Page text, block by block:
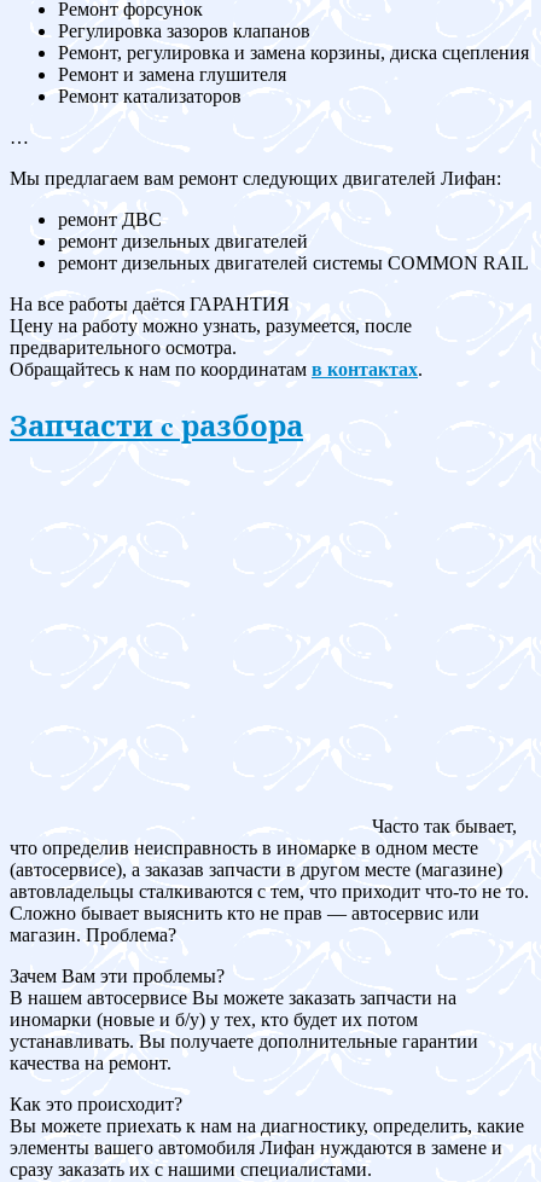
Ремонт форсунок
Регулировка зазоров клапанов
Ремонт, регулировка и замена корзины, диска сцепления
Ремонт и замена глушителя
Ремонт катализаторов
…
Мы предлагаем вам ремонт следующих двигателей Лифан:
ремонт ДВС
ремонт дизельных двигателей
ремонт дизельных двигателей системы COMMON RAIL
На все работы даётся ГАРАНТИЯ
Цену на работу можно узнать, разумеется, после
предварительного осмотра.
Обращайтесь к нам по координатам в контактах.
Запчасти c разбора
Часто так бывает,
что определив неисправность в иномарке в одном месте
(автосервисе), а заказав запчасти в другом месте (магазине)
автовладельцы сталкиваются с тем, что приходит что-то не то.
Сложно бывает выяснить кто не прав — автосервис или
магазин. Проблема?
Зачем Вам эти проблемы?
В нашем автосервисе Вы можете заказать запчасти на
иномарки (новые и б/у) у тех, кто будет их потом
устанавливать. Вы получаете дополнительные гарантии
качества на ремонт.
Как это происходит?
Вы можете приехать к нам на диагностику, определить, какие
элементы вашего автомобиля Лифан нуждаются в замене и
сразу заказать их с нашими специалистами.